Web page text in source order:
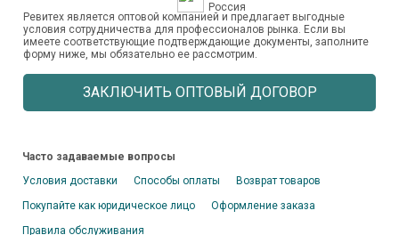
Россия
Ревитех является оптовой компанией и предлагает выгодные
условия сотрудничества для профессионалов рынка. Если вы
имеете соответствующие подтверждающие документы, заполните
форму ниже, мы обязательно ее рассмотрим.
ЗАКЛЮЧИТЬ ОПТОВЫЙ ДОГОВОР
Часто задаваемые вопросы
Условия доставки
Способы оплаты
Возврат товаров
Покупайте как юридическое лицо
Оформление заказа
Правила обслуживания